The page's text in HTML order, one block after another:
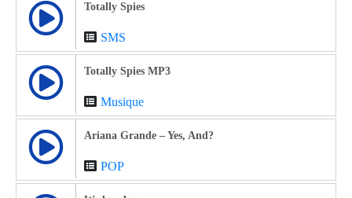
Totally Spies
SMS
Totally Spies MP3
Musique
Ariana Grande – Yes, And?
POP